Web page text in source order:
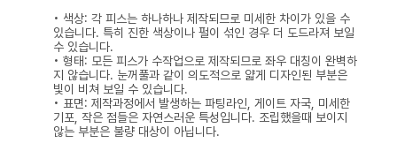
• 색상: 각 피스는 하나하나 제작되므로 미세한 차이가 있을 수
있습니다. 특히 진한 색상이나 펄이 섞인 경우 더 도드라져 보일
수 있습니다.
• 형태: 모든 피스가 수작업으로 제작되므로 좌우 대칭이 완벽하
지 않습니다. 눈꺼풀과 같이 의도적으로 얇게 디자인된 부분은
빛이 비쳐 보일 수 있습니다.
• 표면: 제작과정에서 발생하는 파팅라인, 게이트 자국, 미세한
기포, 작은 점들은 자연스러운 특성입니다. 조립했을때 보이지
않는 부분은 불량 대상이 아닙니다.